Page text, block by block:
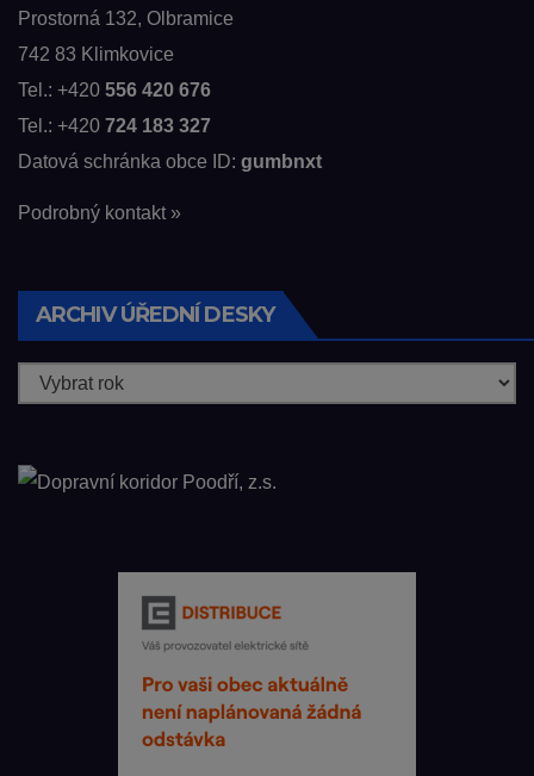
Prostorná 132, Olbramice
742 83 Klimkovice
Tel.: +420 556 420 676
Tel.: +420 724 183 327
Datová schránka obce ID: gumbnxt
Podrobný kontakt »
ARCHIV ÚŘEDNÍ DESKY